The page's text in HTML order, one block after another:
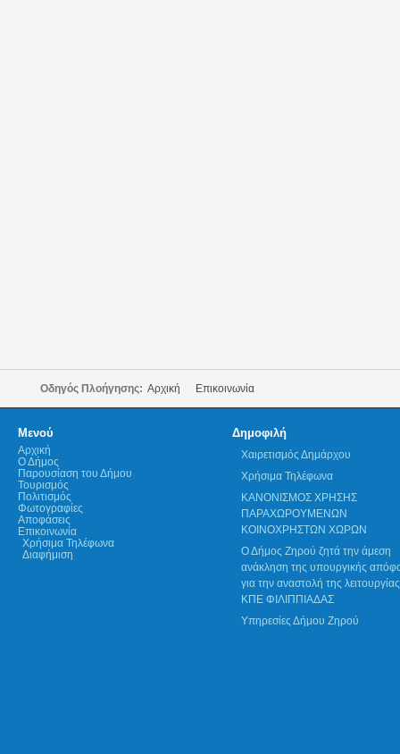
Οδηγός Πλοήγησης: Αρχική Επικοινωνία
Μενού
Αρχική
Ο Δήμος
Παρουσίαση του Δήμου
Τουρισμός
Πολιτισμός
Φωτογραφίες
Αποφάσεις
Επικοινωνία
Χρήσιμα Τηλέφωνα
Διαφήμιση
Δημοφιλή
Χαιρετισμός Δημάρχου
Χρήσιμα Τηλέφωνα
ΚΑΝΟΝΙΣΜΟΣ ΧΡΗΣΗΣ
ΠΑΡΑΧΩΡΟΥΜΕΝΩΝ
ΚΟΙΝΟΧΡΗΣΤΩΝ ΧΩΡΩΝ
Ο Δήμος Ζηρού ζητά την άμεση
ανάκληση της υπουργικής
για την αναστολή της
ΚΠΕ ΦΙΛΙΠΠΙΑΔΑΣ
Υπηρεσίες Δήμου Ζηρού